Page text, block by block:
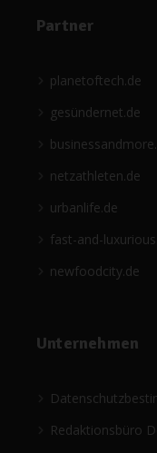
Partner
planetoftech.de
gesündernet.de
netzathleten.de
urbanlife.de
fast-and-
newfoodcity.de
Unternehmen
Redaktionsbüro